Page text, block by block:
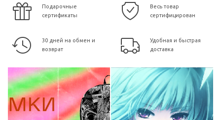
Подарочные
сертификаты
Весь товар
сертифицирован
30 дней на обмен и
возврат
Удобная и быстрая
доставка